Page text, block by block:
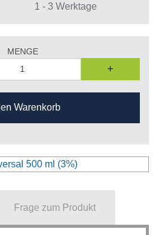
1 - 3 Werktage
MENGE
+
Warenkorb
Frage zum Produkt